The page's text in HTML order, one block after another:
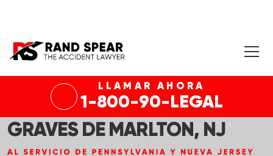
LLAMAR AHORA
1-800-90-LEGAL
ABOGADO DE LESIONES
GRAVES DE MARLTON, NJ